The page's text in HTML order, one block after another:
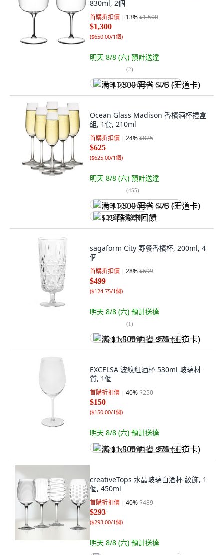
830ml, 2個
首購折扣價 13%$1,500
$1,300
($650.00/1個)
明天 8/8 (六) 預計送達
(2)
满 $1,500 再省 $75 (王道卡)
Ocean Glass Madison 香檳酒杯禮盒
組, 1套, 210ml
首購折扣價 24%$825
$625
($625.00/1個)
明天 8/8 (六) 預計送達
(455)
满 $1,500 再省 $75 (王道卡)
$19 酷澎幣回饋
sagaform City 野餐香檳杯, 200ml, 4
個
首購折扣價 28%$699
$499
($124.75/1個)
明天 8/8 (六) 預計送達
(1)
满 $1,500 再省 $75 (王道卡)
EXCELSA 波紋紅酒杯 530ml 玻璃材
質, 1個
首購折扣價 40%$250
$150
($150.00/1個)
明天 8/8 (六) 預計送達
满 $1,500 再省 $75 (王道卡)
creativeTops 水晶玻璃白酒杯 紋飾, 1
個, 450ml
首購折扣價 40%$489
$293
($293.00/1個)
明天 8/8 (六) 預計送達